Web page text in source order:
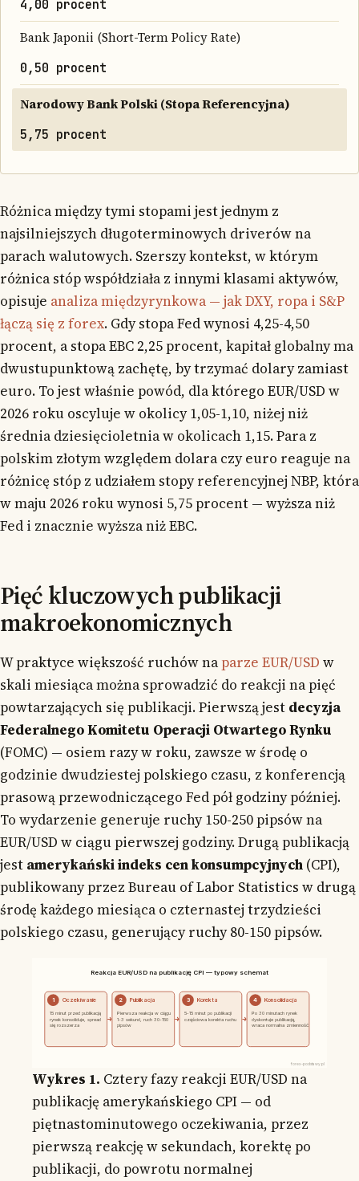
4,00 procent
Bank Japonii (Short-Term Policy Rate)
0,50 procent
Narodowy Bank Polski (Stopa Referencyjna)
5,75 procent
Różnica między tymi stopami jest jednym z
najsilniejszych długoterminowych driverów na
parach walutowych. Szerszy kontekst, w którym
różnica stóp współdziała z innymi klasami aktywów,
opisuje analiza międzyrynkowa — jak DXY, ropa i S&P
łączą się z forex. Gdy stopa Fed wynosi 4,25-4,50
procent, a stopa EBC 2,25 procent, kapitał globalny ma
dwustupunktową zachętę, by trzymać dolary zamiast
euro. To jest właśnie powód, dla którego EUR/USD w
2026 roku oscyluje w okolicy 1,05-1,10, niżej niż
średnia dziesięcioletnia w okolicach 1,15. Para z
polskim złotym względem dolara czy euro reaguje na
różnicę stóp z udziałem stopy referencyjnej NBP, która
w maju 2026 roku wynosi 5,75 procent — wyższa niż
Fed i znacznie wyższa niż EBC.
Pięć kluczowych publikacji
makroekonomicznych
W praktyce większość ruchów na parze EUR/USD w
skali miesiąca można sprowadzić do reakcji na pięć
powtarzających się publikacji. Pierwszą jest decyzja
Federalnego Komitetu Operacji Otwartego Rynku
(FOMC) — osiem razy w roku, zawsze w środę o
godzinie dwudziestej polskiego czasu, z konferencją
prasową przewodniczącego Fed pół godziny później.
To wydarzenie generuje ruchy 150-250 pipsów na
EUR/USD w ciągu pierwszej godziny. Drugą publikacją
jest amerykański indeks cen konsumpcyjnych (CPI),
publikowany przez Bureau of Labor Statistics w drugą
środę każdego miesiąca o czternastej trzydzieści
polskiego czasu, generujący ruchy 80-150 pipsów.
Reakcja EUR/USD na publikację CPI — typowy schemat
1 Oczekiwanie
15 minut przed publikacją
rynek konsoliduje, spread
się rozszerza
2 Publikacja
Pierwsza reakcja w ciągu
1-3 sekund, ruch 30-150
pipsów
3 Korekta
5-15 minut po publikacji
częściowa korekta ruchu
4 Konsolidacja
Po 30 minutach rynek
dyskontuje publikację,
wraca normalna zmienność
forex-podstawy.pl
Wykres 1. Cztery fazy reakcji EUR/USD na
publikację amerykańskiego CPI — od
piętnastominutowego oczekiwania, przez
pierwszą reakcję w sekundach, korektę po
publikacji, do powrotu normalnej